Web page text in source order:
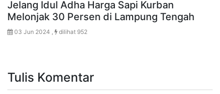
Jelang Idul Adha Harga Sapi Kurban
Melonjak 30 Persen di Lampung Tengah
03 Jun 2024 , dilihat 952
Tulis Komentar